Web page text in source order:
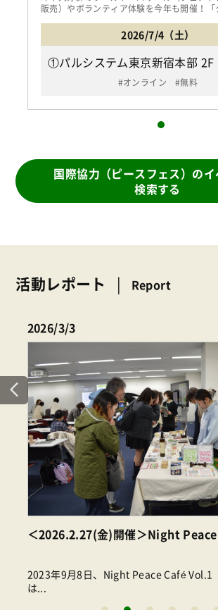
販売）やボランティア体験を今年も開催！「
2026/7/4（土）
オンライン 無料
国際協力（ピースフェス）の
検索する
活動レポート Report
2026/3/3
＜2026.2.27(金)開催＞Night
2023年9月8日、Night Peace Café Vol.1
は...